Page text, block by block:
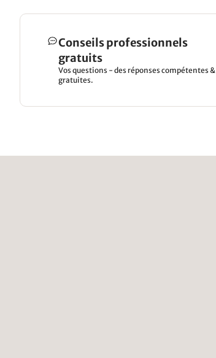
Conseils professionnels
gratuits
Vos questions - des réponses compétentes &
gratuites.